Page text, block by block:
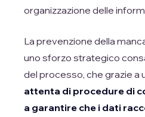
organizzazione delle
La prevenzione della
uno sforzo strategico
del processo, che grazie a
attenta di procedure di
a garantire che i dati